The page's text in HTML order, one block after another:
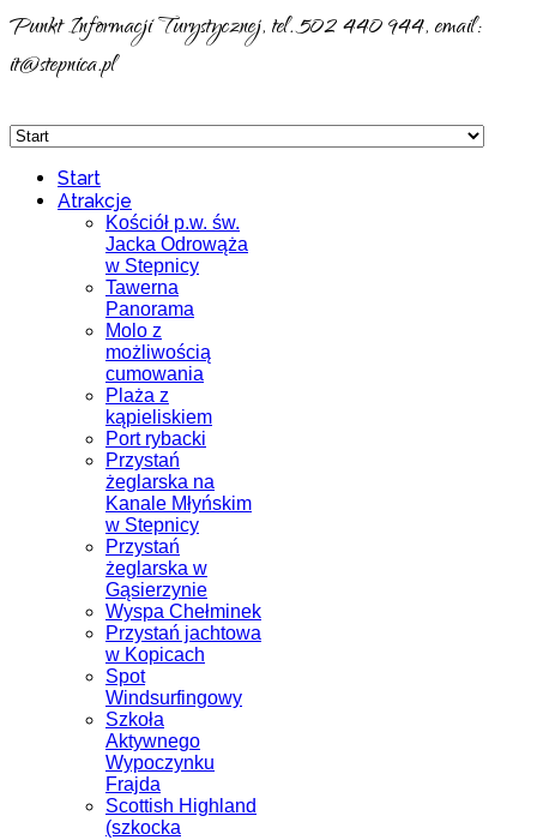
Punkt Informacji Turystycznej, tel. 502 440 944, email:
it@stepnica.pl
Start
Atrakcje
Kościół p.w. św.
Jacka Odrowąża
w Stepnicy
Tawerna
Panorama
Molo z
możliwością
cumowania
Plaża z
kąpieliskiem
Port rybacki
Przystań
żeglarska na
Kanale Młyńskim
w Stepnicy
Przystań
żeglarska w
Gąsierzynie
Wyspa Chełminek
Przystań jachtowa
w Kopicach
Spot
Windsurfingowy
Szkoła
Aktywnego
Wypoczynku
Frajda
Scottish Highland
(szkocka